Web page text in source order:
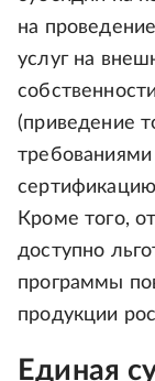
на
услуг на
(приведение
Кроме того,
доступно
программы
продукции
Единая